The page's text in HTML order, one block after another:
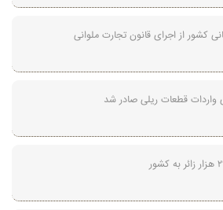
کشور از اجرای قانون تجارت ملوانی
واردات قطعات ریلی صادر شد